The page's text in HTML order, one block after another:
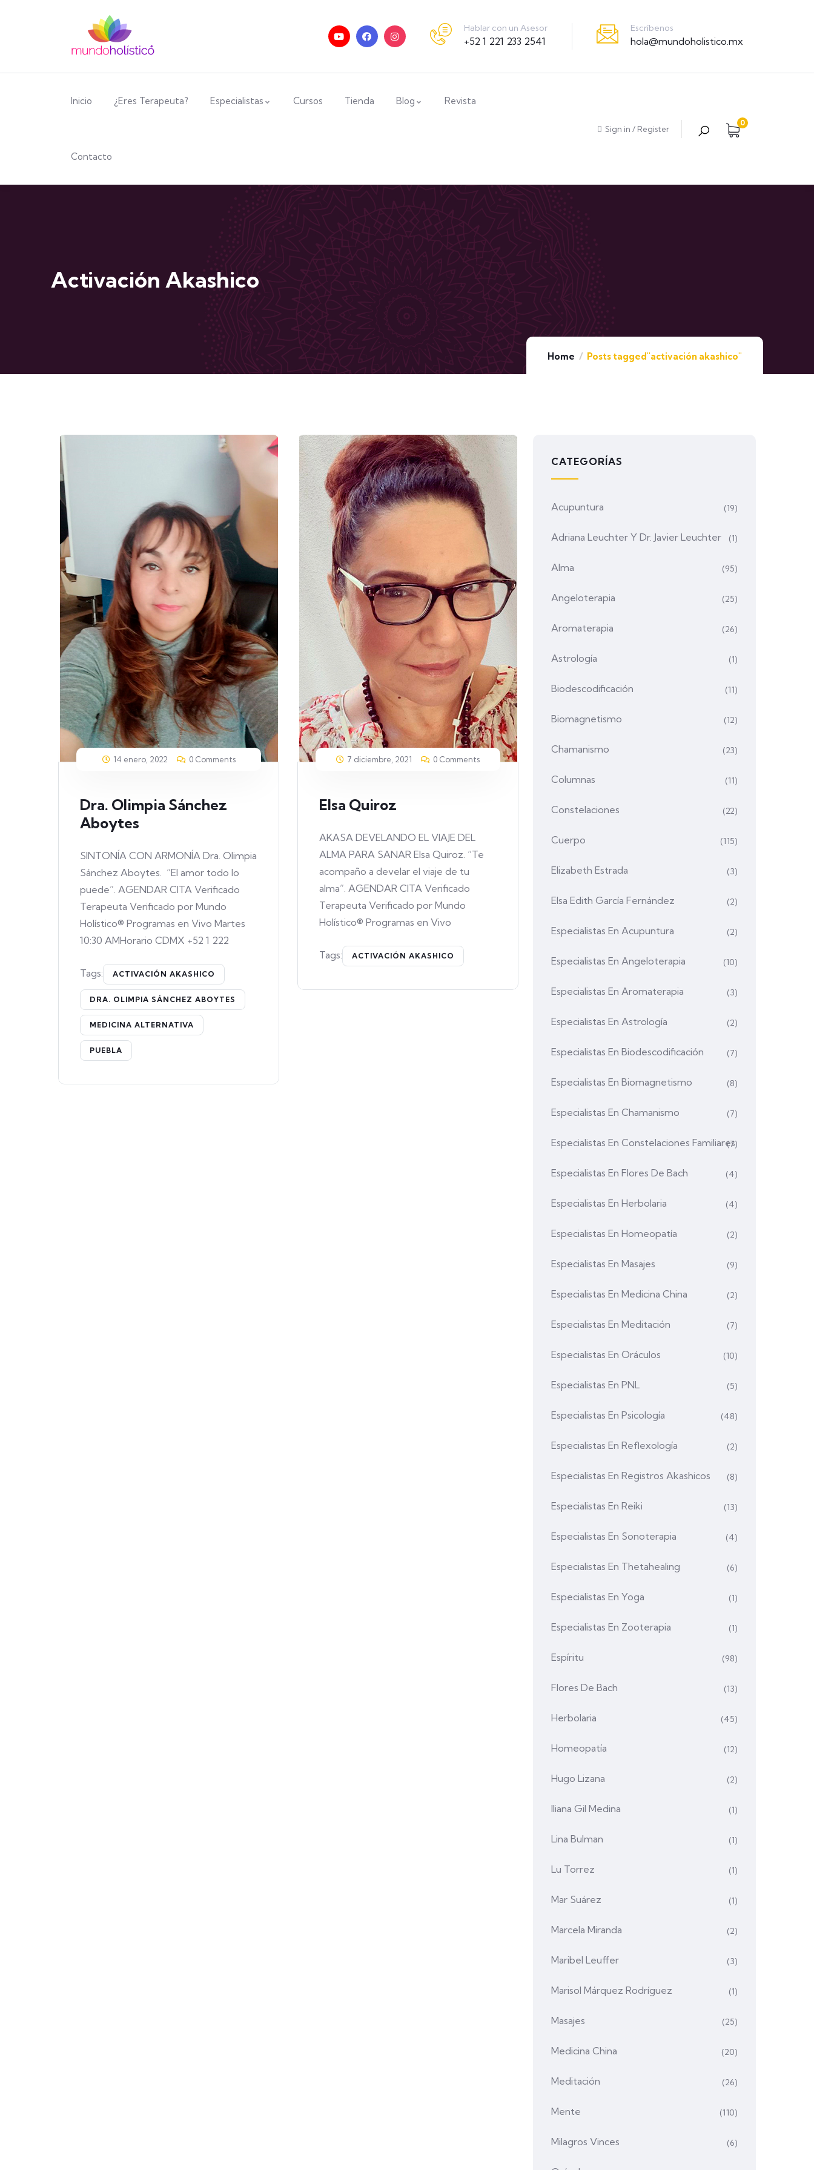
Hablar con un Asesor
+52 1 221 233 2541
Escríbenos
hola@mundoholistico.mx
Inicio ¿Eres Terapeuta? Especialistas Cursos Tienda Blog Revista
Contacto
Sign in / Register
0
Activación Akashico
Home Posts tagged"activación akashico"
14 enero, 2022 0 Comments
Dra. Olimpia Sánchez
Aboytes
SINTONÍA CON ARMONÍA Dra. Olimpia
Sánchez Aboytes. “El amor todo lo
puede”. AGENDAR CITA Verificado
Terapeuta Verificado por Mundo
Holístico® Programas en Vivo Martes
10:30 AMHorario CDMX +52 1 222
Tags: ACTIVACIÓN AKASHICO
DRA. OLIMPIA SÁNCHEZ ABOYTES
MEDICINA ALTERNATIVA
PUEBLA
7 diciembre, 2021 0 Comments
Elsa Quiroz
AKASA DEVELANDO EL VIAJE DEL
ALMA PARA SANAR Elsa Quiroz. “Te
acompaño a develar el viaje de tu
alma”. AGENDAR CITA Verificado
Terapeuta Verificado por Mundo
Holístico® Programas en Vivo
Tags: ACTIVACIÓN AKASHICO
CATEGORÍAS
Acupuntura (19)
Adriana Leuchter Y Dr. Javier Leuchter (1)
Alma (95)
Angeloterapia (25)
Aromaterapia (26)
Astrología (1)
Biodescodificación (11)
Biomagnetismo (12)
Chamanismo (23)
Columnas (11)
Constelaciones (22)
Cuerpo (115)
Elizabeth Estrada (3)
Elsa Edith García Fernández (2)
Especialistas En Acupuntura (2)
Especialistas En Angeloterapia (10)
Especialistas En Aromaterapia (3)
Especialistas En Astrología (2)
Especialistas En Biodescodificación (7)
Especialistas En Biomagnetismo (8)
Especialistas En Chamanismo (7)
Especialistas En Constelaciones Familiares
(7)
Especialistas En Flores De Bach (4)
Especialistas En Herbolaria (4)
Especialistas En Homeopatía (2)
Especialistas En Masajes (9)
Especialistas En Medicina China (2)
Especialistas En Meditación (7)
Especialistas En Oráculos (10)
Especialistas En PNL (5)
Especialistas En Psicología (48)
Especialistas En Reflexología (2)
Especialistas En Registros Akashicos (8)
Especialistas En Reiki (13)
Especialistas En Sonoterapia (4)
Especialistas En Thetahealing (6)
Especialistas En Yoga (1)
Especialistas En Zooterapia (1)
Espíritu (98)
Flores De Bach (13)
Herbolaria (45)
Homeopatía (12)
Hugo Lizana (2)
Iliana Gil Medina (1)
Lina Bulman (1)
Lu Torrez (1)
Mar Suárez (1)
Marcela Miranda (2)
Maribel Leuffer (3)
Marisol Márquez Rodríguez (1)
Masajes (25)
Medicina China (20)
Meditación (26)
Mente (110)
Milagros Vinces (6)